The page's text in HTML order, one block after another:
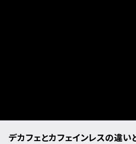
デカフェとカフェインレスの違い